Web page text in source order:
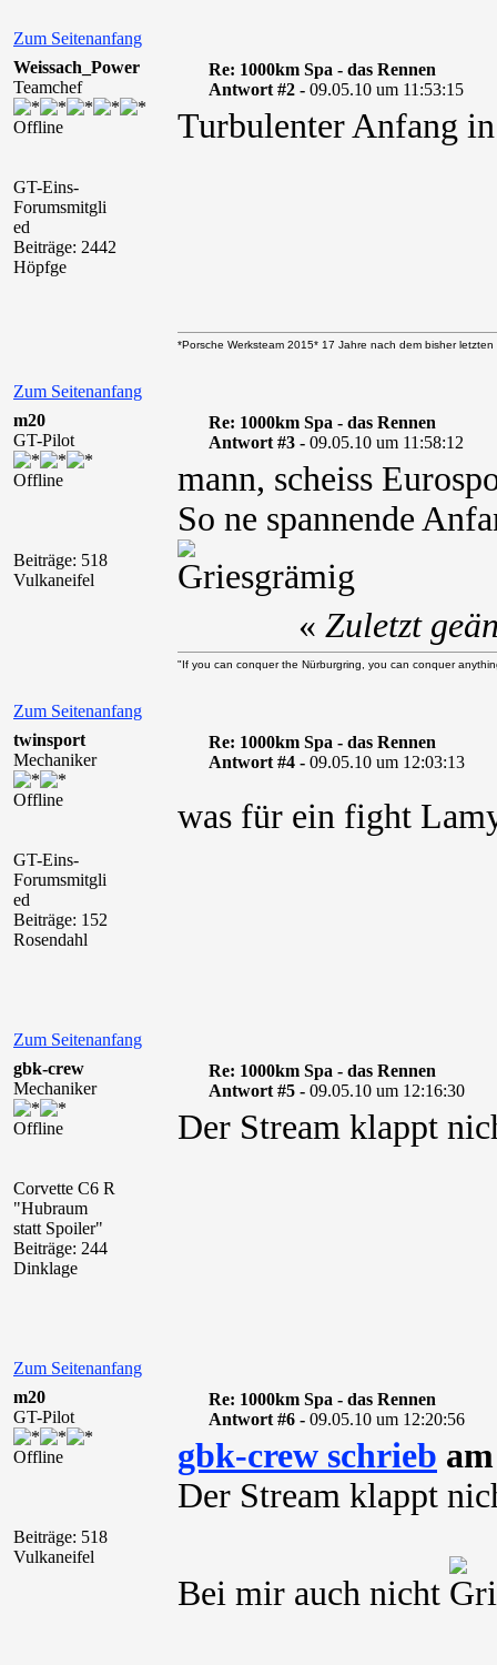
Zum Seitenanfang
Weissach_Power
Teamchef
Offline
GT-Eins-
Forumsmitgli
ed
Beiträge: 2442
Höpfge
Re: 1000km Spa - das Rennen
Antwort #2 - 09.05.10 um 11:53:15
Turbulenter Anfang
Zum Seitenanfang
*Porsche Werksteam 2015* 17 Jahre nach dem bisher
m20
GT-Pilot
Offline
Beiträge: 518
Vulkaneifel
Re: 1000km Spa - das Rennen
Antwort #3 - 09.05.10 um 11:58:12
mann, scheiss
So ne spannende
Zum Seitenanfang
« Zuletzt
"If you can conquer the Nürburgring, you can conquer
twinsport
Mechaniker
Offline
GT-Eins-
Forumsmitgli
ed
Beiträge: 152
Rosendahl
Re: 1000km Spa - das Rennen
Antwort #4 - 09.05.10 um 12:03:13
was für ein fight
Zum Seitenanfang
gbk-crew
Mechaniker
Offline
Corvette C6 R
"Hubraum
statt Spoiler"
Beiträge: 244
Dinklage
Re: 1000km Spa - das Rennen
Antwort #5 - 09.05.10 um 12:16:30
Der Stream klappt
Zum Seitenanfang
m20
GT-Pilot
Offline
Beiträge: 518
Vulkaneifel
Re: 1000km Spa - das Rennen
Antwort #6 - 09.05.10 um 12:20:56
gbk-crew schrieb
Der Stream klappt
Bei mir auch nicht